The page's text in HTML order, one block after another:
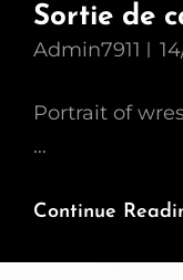
Sortie de
Admin7911
Portrait of
…
Continue